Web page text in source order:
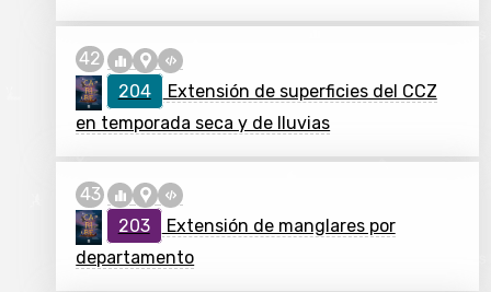
204
Extensión de superficies del CCZ
en temporada seca y de lluvias
203
Extensión de manglares por
departamento